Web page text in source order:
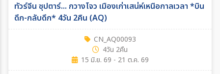
ทัวร์จีน ซุปตาร์... กวางโจว เมืองเก่าเสน่ห์เหนือกาลเวลา *บิน
ดึก-กลับดึก* 4วัน 2คืน (AQ)
CN_AQ00093
4วัน 2คืน
15 มิ.ย. 69 - 21 ต.ค. 69